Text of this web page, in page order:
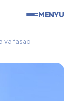
MENYU
va fasad